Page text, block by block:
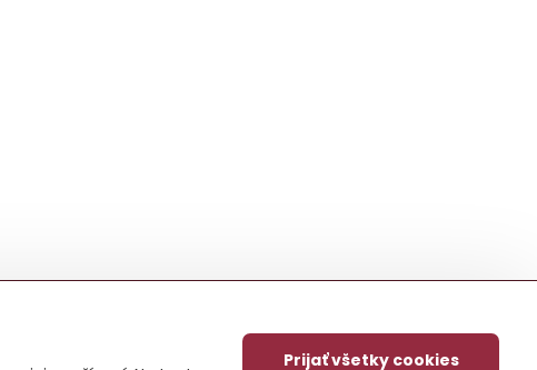
Prijať všetky cookies